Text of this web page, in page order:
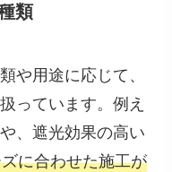
類
や用途に応じて、
っています。例え
、遮光効果の高い
に合わせた施工が